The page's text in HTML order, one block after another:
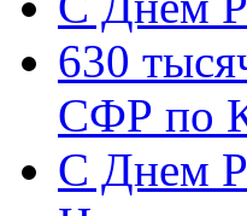
630
СФР по
C Днем